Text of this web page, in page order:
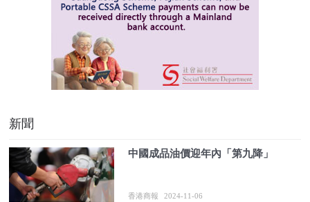
新聞
中國成品油價迎年內「第九降」
香港商報 2024-11-06